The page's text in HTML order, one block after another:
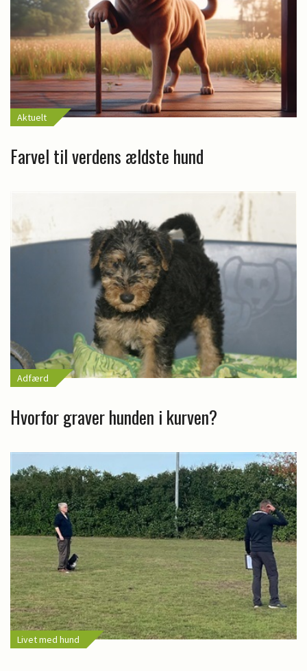
Aktuelt
Farvel til verdens ældste hund
Adfærd
Hvorfor graver hunden i kurven?
Livet med hund